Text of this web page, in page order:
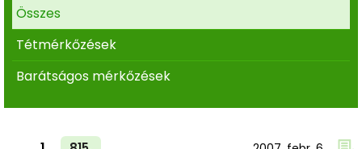
Összes
Tétmérkőzések
Barátságos mérkőzések